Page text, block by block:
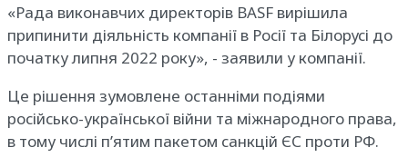
«Рада виконавчих директорів BASF вирішила
припинити діяльність компанії в Росії та Білорусі до
початку липня 2022 року», - заявили у компанії.
Це рішення зумовлене останніми подіями
російсько-української війни та міжнародного права,
в тому числі п’ятим пакетом санкцій ЄС проти РФ.